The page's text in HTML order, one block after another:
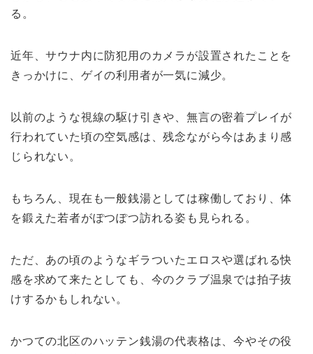
る。
近年、サウナ内に防犯用のカメラが設置されたことを
きっかけに、ゲイの利用者が一気に減少。
以前のような視線の駆け引きや、無言の密着プレイが
行われていた頃の空気感は、残念ながら今はあまり感
じられない。
もちろん、現在も一般銭湯としては稼働しており、体
を鍛えた若者がぽつぽつ訪れる姿も見られる。
ただ、あの頃のようなギラついたエロスや選ばれる快
感を求めて来たとしても、今のクラブ温泉では拍子抜
けするかもしれない。
かつての北区のハッテン銭湯の代表格は、今やその役